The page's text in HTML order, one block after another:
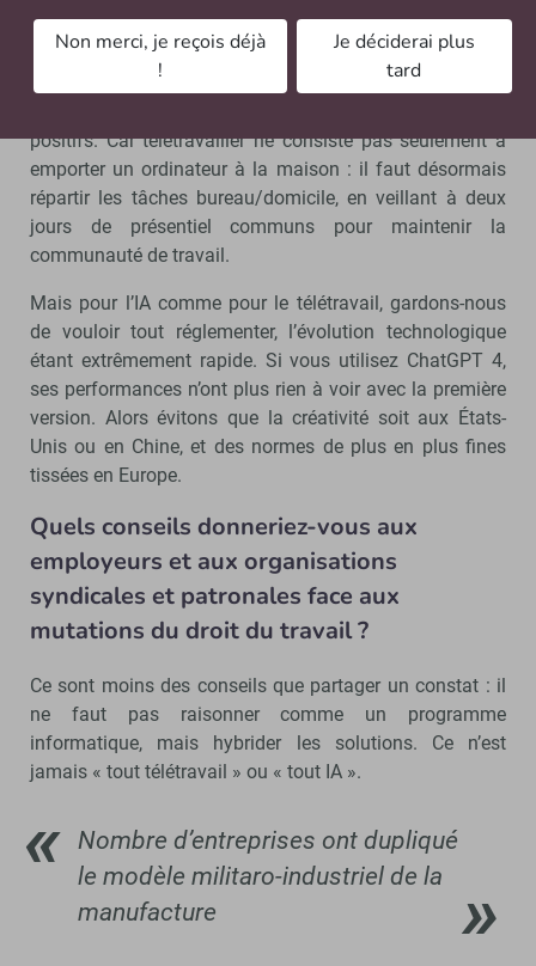
C’est la même chose pour l’IA, si l’on reste sur des profils
rigides de postes, et sur la même organisation. À l’instar
du télétravail, où le maintien de l’organisation d’hier ne
positifs. Car télétravailler ne consiste pas seulement à
emporter un ordinateur à la maison : il faut désormais
répartir les tâches bureau/domicile, en veillant à deux
jours de présentiel communs pour maintenir la
communauté de travail.
Mais pour l’IA comme pour le télétravail, gardons-nous
de vouloir tout réglementer, l’évolution technologique
étant extrêmement rapide. Si vous utilisez ChatGPT 4,
ses performances n’ont plus rien à voir avec la première
version. Alors évitons que la créativité soit aux États-
Unis ou en Chine, et des normes de plus en plus fines
tissées en Europe.
Quels conseils donneriez-vous aux
employeurs et aux organisations
syndicales et patronales face aux
mutations du droit du travail ?
Ce sont moins des conseils que partager un constat : il
ne faut pas raisonner comme un programme
informatique, mais hybrider les solutions. Ce n’est
jamais « tout télétravail » ou « tout IA ».
Nombre d’entreprises ont dupliqué
le modèle militaro-industriel de la
manufacture
Non merci, je reçois déjà
!
Je déciderai plus
tard